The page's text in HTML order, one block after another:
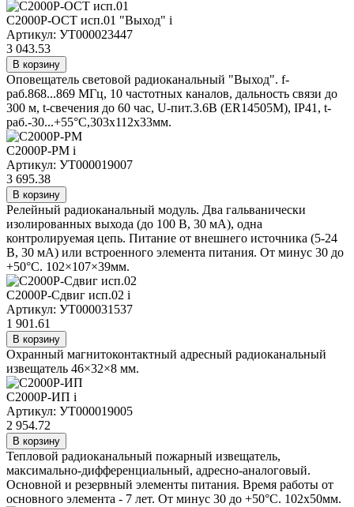
С2000Р-ОСТ исп.01 "Выход" i
Артикул: УТ000023447
3 043.53
В корзину
Оповещатель световой радиоканальный "Выход". f-
раб.868...869 МГц, 10 частотных каналов, дальность связи до
300 м, t-свечения до 60 час, U-пит.3.6В (ER14505M), IP41, t-
раб.-30...+55°С,303х112х33мм.
С2000Р-РМ i
Артикул: УТ000019007
3 695.38
В корзину
Релейный радиоканальный модуль. Два гальванически
изолированных выхода (до 100 В, 30 мА), одна
контролируемая цепь. Питание от внешнего источника (5-24
В, 30 мА) или встроенного элемента питания. От минус 30 до
+50°С. 102×107×39мм.
С2000Р-Сдвиг исп.02 i
Артикул: УТ000031537
1 901.61
В корзину
Охранный магнитоконтактный адресный радиоканальный
извещатель 46×32×8 мм.
С2000Р-ИП i
Артикул: УТ000019005
2 954.72
В корзину
Тепловой радиоканальный пожарный извещатель,
максимально-дифференциальный, адресно-аналоговый.
Основной и резервный элементы питания. Время работы от
основного элемента - 7 лет. От минус 30 до +50°С. 102х50мм.